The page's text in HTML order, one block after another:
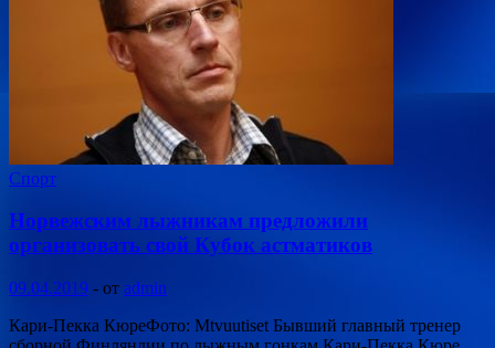
Спорт
Норвежским лыжникам предложили
организовать свой Кубок астматиков
09.04.2019 - от admin
Кари-Пекка КюреФото: Mtvuutiset Бывший главный тренер